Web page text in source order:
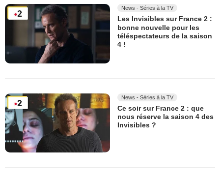
News - Séries à la TV
Les Invisibles sur France 2 :
bonne nouvelle pour les
téléspectateurs de la saison
4 !
News - Séries à la TV
Ce soir sur France 2 : que
nous réserve la saison 4 des
Invisibles ?